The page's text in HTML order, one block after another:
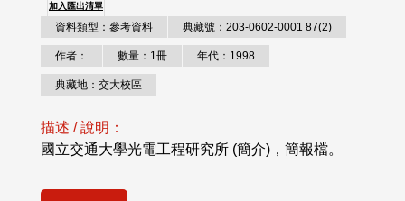
加入匯出清單
資料類型：參考資料 典藏號：203-0602-0001 87(2)
作者： 數量：1冊 年代：1998
典藏地：交大校區
描述 / 說明：
國立交通大學光電工程研究所 (簡介)，簡報檔。